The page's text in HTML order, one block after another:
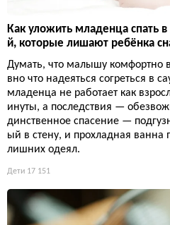
Как уложить младенца спать
й, которые лишают ребёнка
Думать, что малышу комфортно
вно что надеяться согреться в
младенца не работает как
инуты, а последствия —
динственное спасение —
ый в стену, и прохладная ванна
лишних одеял.
Дети 17 151